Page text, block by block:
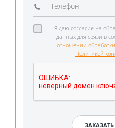
Я даю согласие на
данных для связи в
отношении
Политикой